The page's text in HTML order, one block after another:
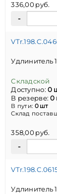
336,00 руб.
Удлинитель
Складской
Доступно:0
В резерве:0
В пути: 0 шт
Склад
358,00 руб.
Удлинитель